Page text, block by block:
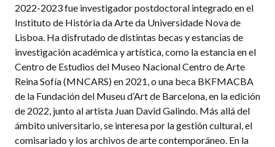
2022-2023 fue investigador postdoctoral integrado en el
Instituto de História da Arte da Universidade Nova de
Lisboa. Ha disfrutado de distintas becas y estancias de
investigación académica y artística, como la estancia en el
Centro de Estudios del Museo Nacional Centro de Arte
Reina Sofía (MNCARS) en 2021, o una beca BKFMACBA
de la Fundación del Museu d’Art de Barcelona, en la edición
de 2022, junto al artista Juan David Galindo. Más allá del
ámbito universitario, se interesa por la gestión cultural, el
comisariado y los archivos de arte contemporáneo. En la